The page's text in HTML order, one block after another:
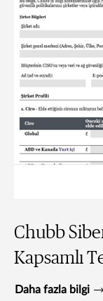
Chubb
Kapsamlı
Daha fazla bilgi